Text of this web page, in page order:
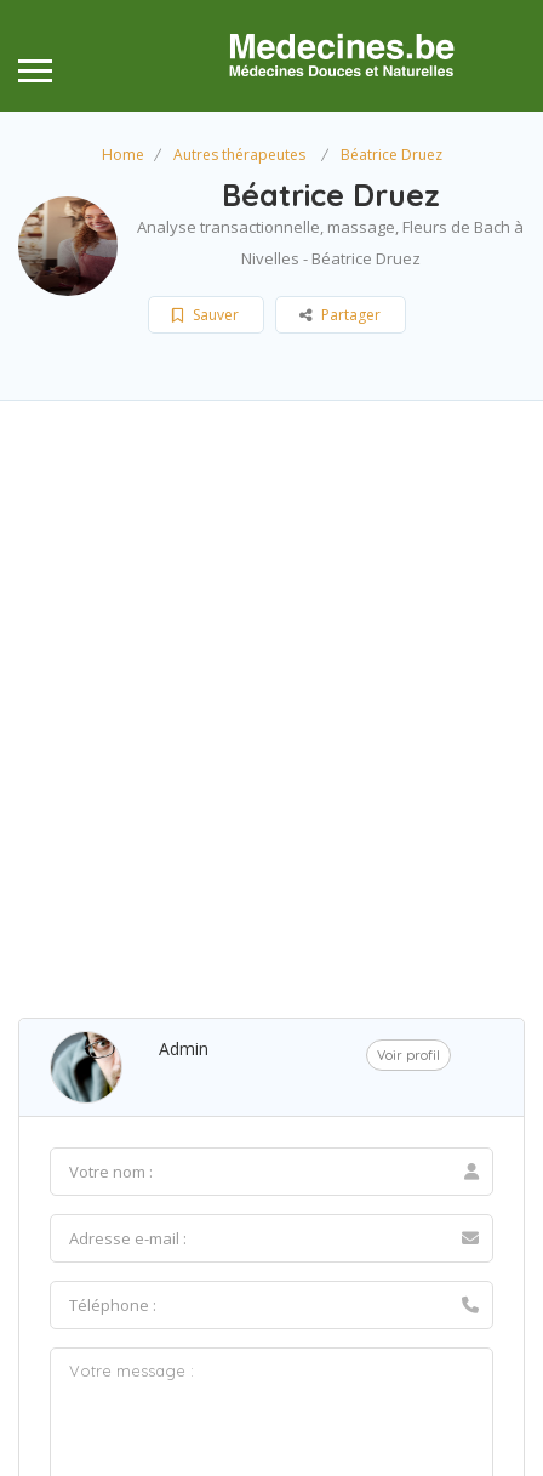
Home Autres thérapeutes Béatrice Druez
Béatrice Druez
Analyse transactionnelle, massage, Fleurs de Bach à
Nivelles - Béatrice Druez
Sauver Partager
Admin Voir profil